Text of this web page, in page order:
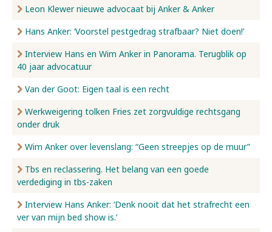
Leon Klewer nieuwe advocaat bij Anker & Anker
Hans Anker: ‘Voorstel pestgedrag strafbaar? Niet doen!’
Interview Hans en Wim Anker in Panorama. Terugblik op
40 jaar advocatuur
Van der Goot: Eigen taal is een recht
Werkweigering tolken Fries zet zorgvuldige rechtsgang
onder druk
Wim Anker over levenslang: “Geen streepjes op de muur”
Tbs en reclassering. Het belang van een goede
verdediging in tbs-zaken
Interview Hans Anker: ‘Denk nooit dat het strafrecht een
ver van mijn bed show is.’